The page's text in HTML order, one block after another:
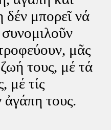
μπορεῖ νά
μᾶς
τους, μέ τά
μέ τίς
ἀγάπη τους.